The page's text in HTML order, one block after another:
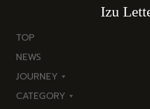
Izu
TOP
NEWS
JOURNEY
東
CATEGORY